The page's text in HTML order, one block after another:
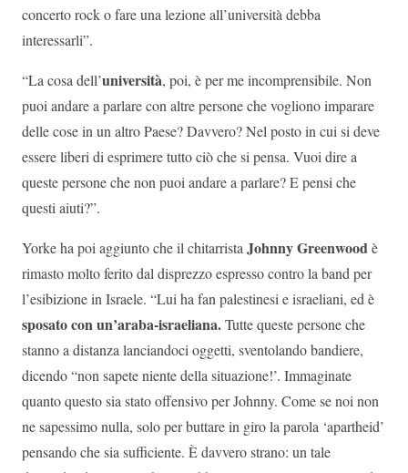
concerto rock o fare una lezione all’università debba
interessarli”.
“La cosa dell’università, poi, è per me incomprensibile. Non
puoi andare a parlare con altre persone che vogliono imparare
delle cose in un altro Paese? Davvero? Nel posto in cui si deve
essere liberi di esprimere tutto ciò che si pensa. Vuoi dire a
queste persone che non puoi andare a parlare? E pensi che
questi aiuti?”.
Yorke ha poi aggiunto che il chitarristaJohnny Greenwoodè
rimasto molto ferito dal disprezzo espresso contro la band per
l’esibizione in Israele. “Lui ha fan palestinesi e israeliani, ed è
sposato con un’araba-israeliana.Tutte queste persone che
stanno a distanza lanciandoci oggetti, sventolando bandiere,
dicendo “non sapete niente della situazione!’. Immaginate
quanto questo sia stato offensivo per Johnny. Come se noi non
ne sapessimo nulla, solo per buttare in giro la parola ‘apartheid’
pensando che sia sufficiente. È davvero strano: un tale